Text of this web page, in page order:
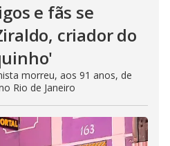
e fãs se
criador do
morreu, aos 91 anos, de
Rio de Janeiro